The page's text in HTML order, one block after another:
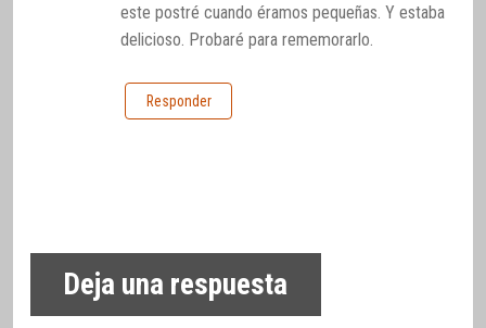
este postré cuando éramos pequeñas. Y estaba
delicioso. Probaré para rememorarlo.
Responder
Deja una respuesta